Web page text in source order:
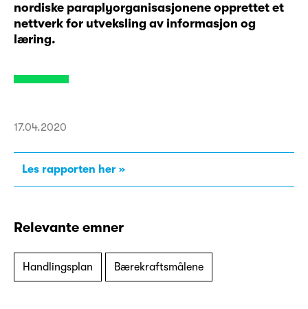
nordiske paraplyorganisasjonene opprettet et
nettverk for utveksling av informasjon og
læring.
17.04.2020
Les rapporten her
Relevante emner
Handlingsplan Bærekraftsmålene